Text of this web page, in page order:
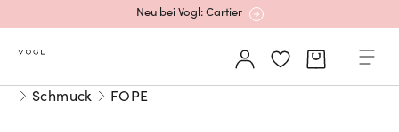
Neu bei Vogl: Cartier
Mehr erfahren: Ikonische Uhren von Cartier
Schmuck FOPE